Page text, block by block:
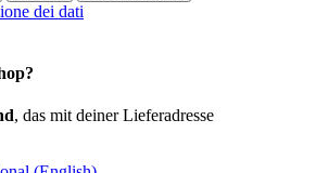
dei dati
, das mit deiner Lieferadresse